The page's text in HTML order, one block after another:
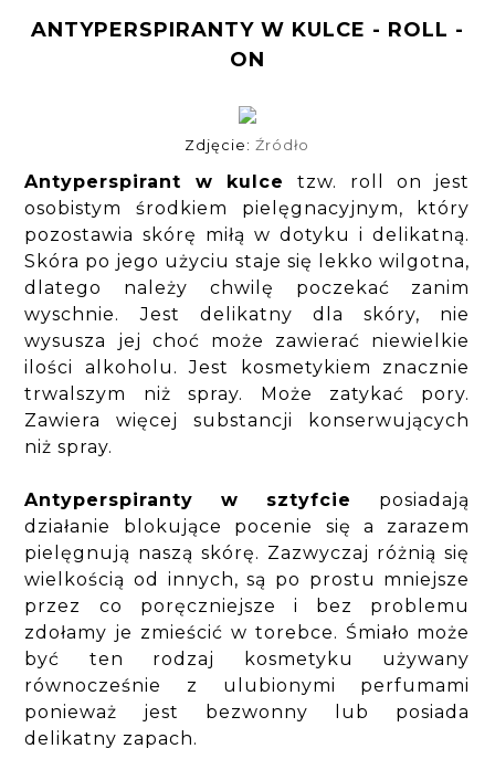
ANTYPERSPIRANTY W KULCE - ROLL -
ON
Zdjęcie:Źródło
Antyperspirant w kulcetzw. roll on jest
osobistym środkiem pielęgnacyjnym, który
pozostawia skórę miłą w dotyku i delikatną.
Skóra po jego użyciu staje się lekko wilgotna,
dlatego należy chwilę poczekać zanim
wyschnie. Jest delikatny dla skóry, nie
wysusza jej choć może zawierać niewielkie
ilości alkoholu. Jest kosmetykiem znacznie
trwalszym niż spray. Może zatykać pory.
Zawiera więcej substancji konserwujących
niż spray.
Antyperspiranty w sztyfcie posiadają
działanie blokujące pocenie się a zarazem
pielęgnują naszą skórę. Zazwyczaj różnią się
wielkością od innych, są po prostu mniejsze
przez co poręczniejsze i bez problemu
zdołamy je zmieścić w torebce. Śmiało może
być ten rodzaj kosmetyku używany
równocześnie z ulubionymi perfumami
ponieważ jest bezwonny lub posiada
delikatny zapach.